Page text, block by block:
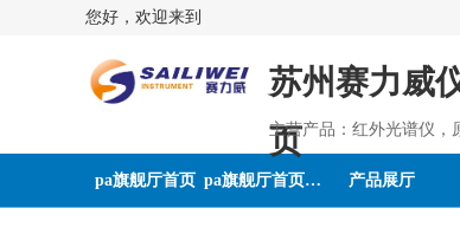
您好，欢迎来到
苏州赛力威
页
主营产品：红外光谱仪，
pa旗舰厅首页 pa旗舰厅首页的介绍 产品展厅